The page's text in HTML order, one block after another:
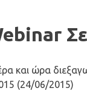
και ώρα
(24/06/2015)